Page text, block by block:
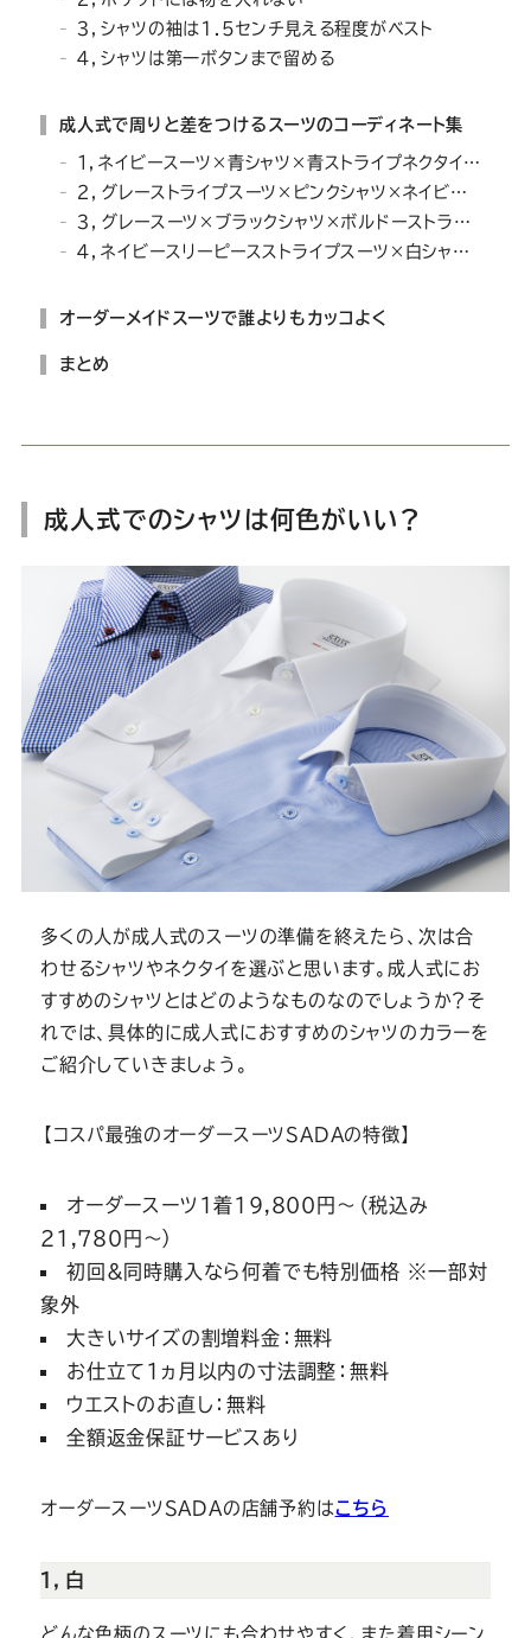
３，シャツの袖は1.5センチ見える程度がベスト
４，シャツは第一ボタンまで留める
成人式で周りと差をつけるスーツのコーディネート集
１，ネイビースーツ×青シャツ×青ストライプネクタイ×シルバーポケットチーフ
２，グレーストライプスーツ×ピンクシャツ×ネイビーネクタイ
３，グレースーツ×ブラックシャツ×ボルドーストライプネクタイ
４，ネイビースリーピースストライプスーツ×白シャツ×ダークグレーネクタイ
オーダーメイドスーツで誰よりもカッコよく
まとめ
成人式でのシャツは何色がいい？
多くの人が成人式のスーツの準備を終えたら、次は合
わせるシャツやネクタイを選ぶと思います。成人式にお
すすめのシャツとはどのようなものなのでしょうか？そ
れでは、具体的に成人式におすすめのシャツのカラーを
ご紹介していきましょう。
【コスパ最強のオーダースーツSADAの特徴】
オーダースーツ1着19,800円〜（税込み
21,780円〜）
初回&同時購入なら何着でも特別価格 ※一部対
象外
大きいサイズの割増料金：無料
お仕立て1ヵ月以内の寸法調整：無料
ウエストのお直し：無料
全額返金保証サービスあり
オーダースーツSADAの店舗予約はこちら
１，白
どんな色柄のスーツにも合わせやすく、また着用シーン